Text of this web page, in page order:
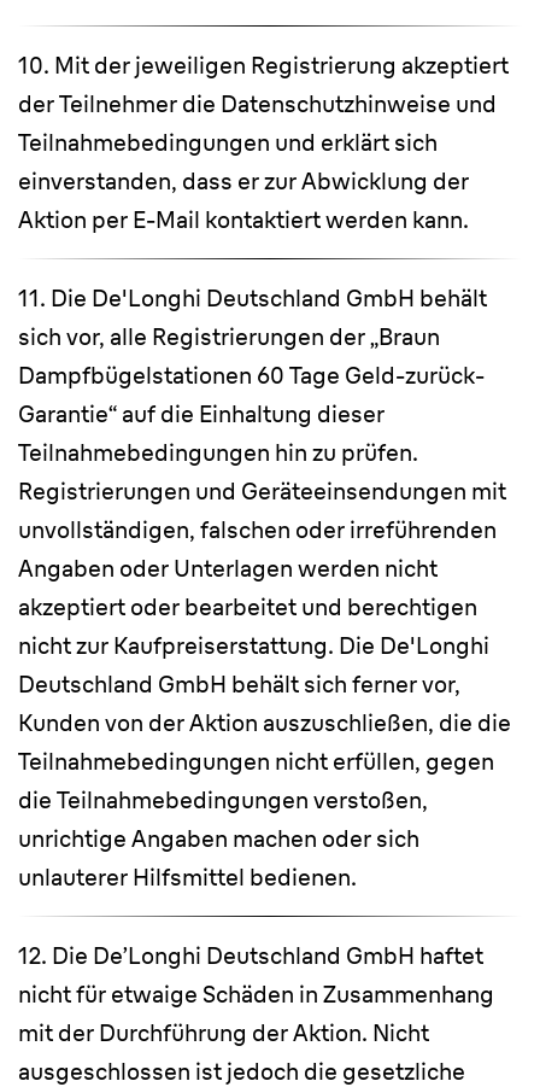
10. Mit der jeweiligen Registrierung akzeptiert
der Teilnehmer die Datenschutzhinweise und
Teilnahmebedingungen und erklärt sich
einverstanden, dass er zur Abwicklung der
Aktion per E-Mail kontaktiert werden kann.
11. Die De'Longhi Deutschland GmbH behält
sich vor, alle Registrierungen der „Braun
Dampfbügelstationen 60 Tage Geld-zurück-
Garantie“ auf die Einhaltung dieser
Teilnahmebedingungen hin zu prüfen.
Registrierungen und Geräteeinsendungen mit
unvollständigen, falschen oder irreführenden
Angaben oder Unterlagen werden nicht
akzeptiert oder bearbeitet und berechtigen
nicht zur Kaufpreiserstattung. Die De'Longhi
Deutschland GmbH behält sich ferner vor,
Kunden von der Aktion auszuschließen, die die
Teilnahmebedingungen nicht erfüllen, gegen
die Teilnahmebedingungen verstoßen,
unrichtige Angaben machen oder sich
unlauterer Hilfsmittel bedienen.
12. Die De’Longhi Deutschland GmbH haftet
nicht für etwaige Schäden in Zusammenhang
mit der Durchführung der Aktion. Nicht
ausgeschlossen ist jedoch die gesetzliche